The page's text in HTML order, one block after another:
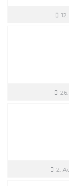
2.